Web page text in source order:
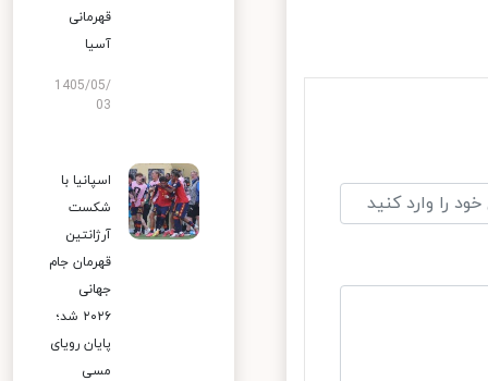
قهرمانی
آسیا
1405/05/
03
اسپانیا با
شکست
آرژانتین
قهرمان جام
جهانی
۲۰۲۶ شد؛
پایان رویای
مسی